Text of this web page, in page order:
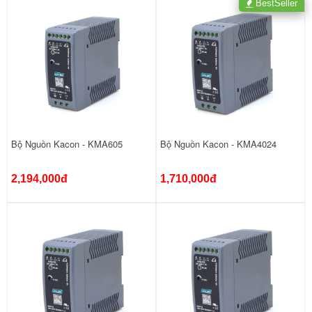
Bộ Nguồn Kacon - KMA605
2,194,000đ
Bộ Nguồn Kacon - KMA4024
1,710,000đ
BestSeller